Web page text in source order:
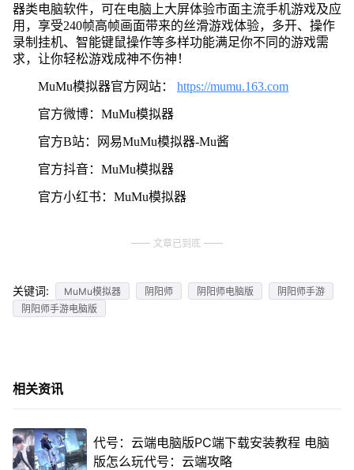
器类电脑软件，可在电脑上大屏体验市面主流手机游戏及应
用，享受240帧高帧画面带来的丝滑游戏体验，多开、操作
录制挂机、智能键鼠操作等多样功能满足你不同的游戏需
求，让你轻松游戏成神不伤神！
MuMu模拟器官方网站： https://mumu.163.com
官方微博：MuMu模拟器
官方B站：网易MuMu模拟器-Mu酱
官方抖音：MuMu模拟器
官方小红书：MuMu模拟器
文章已到底
关键词: MuMu模拟器 阴阳师 阴阳师电脑版
阴阳师手游
阴阳师手游电脑版
相关资讯
代号：云端电脑版PC端下载安装教程 电脑
版怎么玩代号：云端攻略